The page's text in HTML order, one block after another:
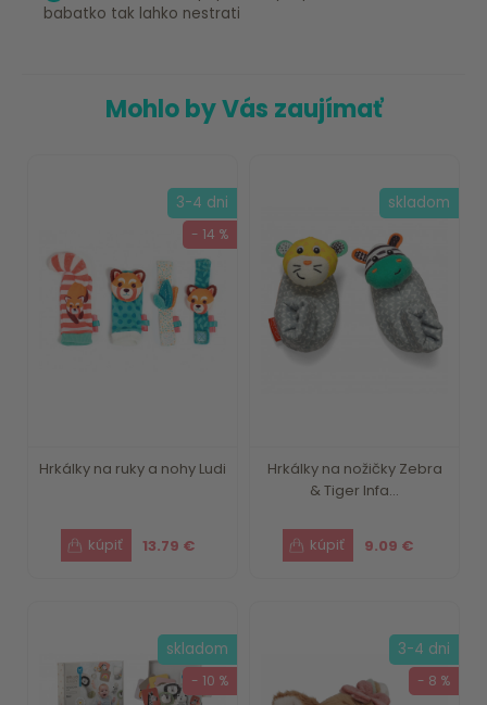
babatko tak lahko nestrati
Mohlo by Vás zaujímať
Hrkálky na ruky a nohy Ludi
13.79 €
3-4 dni
- 14 %
Hrkálky na nožičky Zebra
& Tiger Infa...
9.09 €
skladom
skladom
- 10 %
3-4 dni
- 8 %